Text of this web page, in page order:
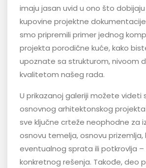
imaju jasan uvid u ono što
kupovine projektne
smo pripremili primer jednog
projekta porodične kuće, kako
upoznate sa strukturom, nivoom
kvalitetom našeg rada.
U prikazanoj galeriji možete videti
osnovnog arhitektonskog projekta
sve ključne crteže neophodne za
osnovu temelja, osnovu prizemlja,
eventualnog sprata ili potkrovlja –
konkretnog rešenja. Takođe, deo